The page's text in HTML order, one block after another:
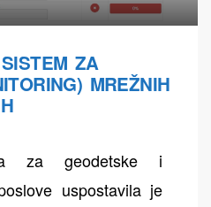
ZA
MREŽNIH
za geodetske i
uspostavila je